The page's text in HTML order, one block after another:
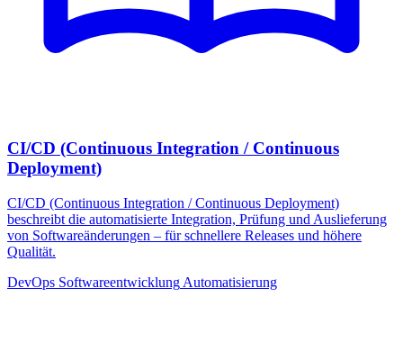
CI/CD (Continuous Integration / Continuous
Deployment)
CI/CD (Continuous Integration / Continuous Deployment)
beschreibt die automatisierte Integration, Prüfung und Auslieferung
von Softwareänderungen – für schnellere Releases und höhere
Qualität.
DevOps Softwareentwicklung Automatisierung